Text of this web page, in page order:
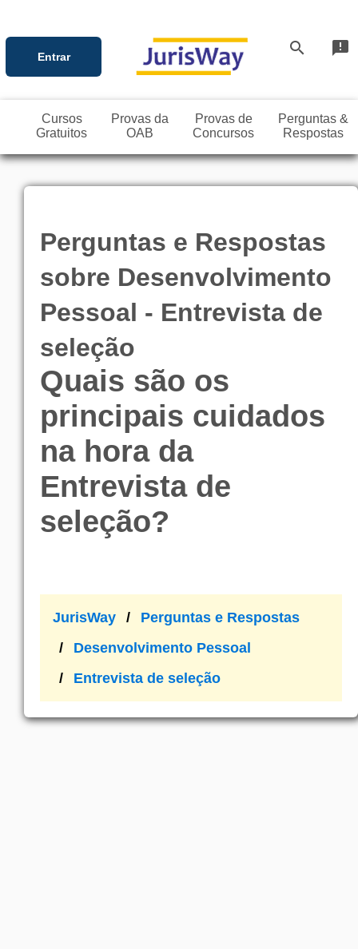
Entrar search announcement
Cursos
Gratuitos
Provas da
OAB
Provas de
Concursos
Perguntas &
Respostas
Perguntas e Respostas
sobre Desenvolvimento
Pessoal - Entrevista de
seleção
Quais são os
principais cuidados
na hora da
Entrevista de
seleção?
JurisWay
Perguntas e Respostas
Desenvolvimento Pessoal
Entrevista de seleção